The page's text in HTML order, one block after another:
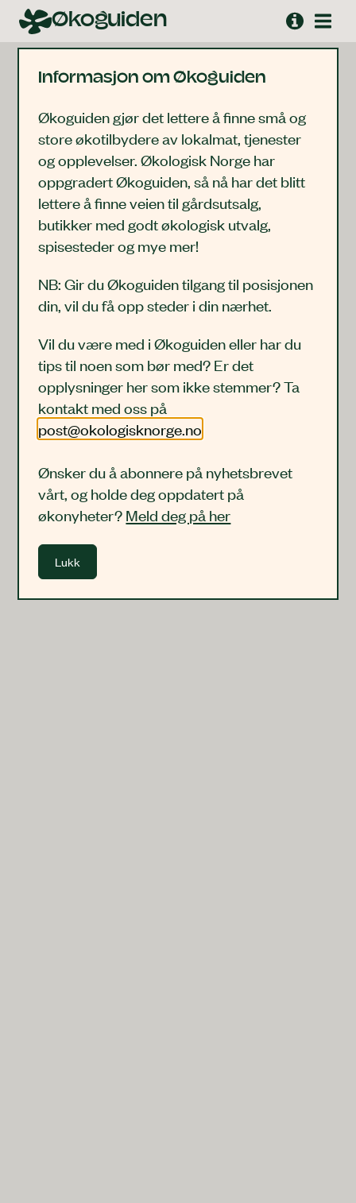
Hopp
innhold
Økoguiden
Informasjon om Økoguiden
Økoguiden gjør det lettere å finne små og
store økotilbydere av lokalmat, tjenester
og opplevelser. Økologisk Norge har
oppgradert Økoguiden, så nå har det blitt
lettere å finne veien til gårdsutsalg,
butikker med godt økologisk utvalg,
spisesteder og mye mer!
NB: Gir du Økoguiden tilgang til posisjonen
din, vil du få opp steder i din nærhet.
Vil du være med i Økoguiden eller har du
tips til noen som bør med? Er det
opplysninger her som ikke stemmer? Ta
kontakt med oss på
post@okologisknorge.no
Ønsker du å abonnere på nyhetsbrevet
vårt, og holde deg oppdatert på
økonyheter? Meld deg på her
Lukk